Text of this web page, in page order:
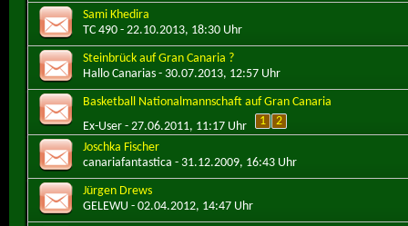
Sami Khedira
TC 490 - 22.10.2013, 18:30 Uhr
Steinbrück auf Gran Canaria ?
Hallo Canarias - 30.07.2013, 12:57 Uhr
Basketball Nationalmannschaft auf Gran Canaria
Ex-User - 27.06.2011, 11:17 Uhr 1
2
Joschka Fischer
canariafantastica - 31.12.2009, 16:43 Uhr
Jürgen Drews
GELEWU - 02.04.2012, 14:47 Uhr